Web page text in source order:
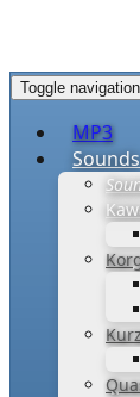
Toggle navigation
MP3
Sounds